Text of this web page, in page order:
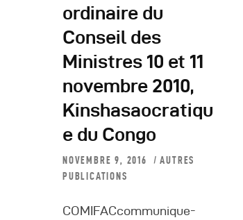
ordinaire du
Conseil des
Ministres 10 et 11
novembre 2010,
Kinshasaocratiqu
e du Congo
NOVEMBRE 9, 2016
AUTRES
PUBLICATIONS
COMIFACcommunique-